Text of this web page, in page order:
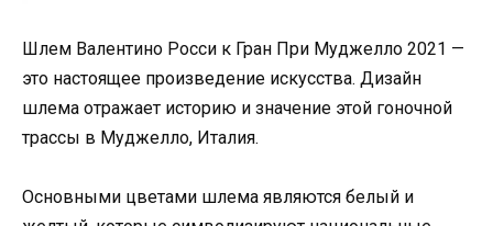
Шлем Валентино Росси к Гран При Муджелло 2021 —
это настоящее произведение искусства. Дизайн
шлема отражает историю и значение этой гоночной
трассы в Муджелло, Италия.
Основными цветами шлема являются белый и